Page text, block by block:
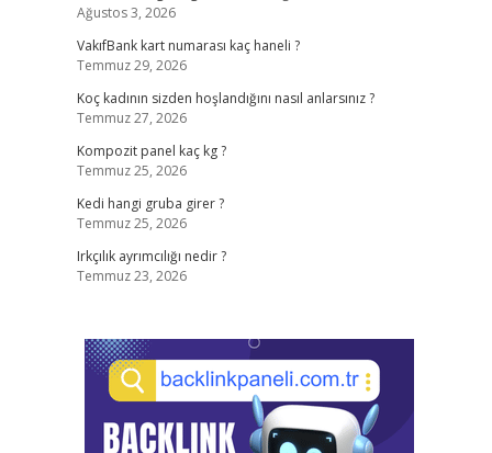
Ağustos 3, 2026
VakıfBank kart numarası kaç haneli ?
Temmuz 29, 2026
Koç kadının sizden hoşlandığını nasıl anlarsınız ?
Temmuz 27, 2026
Kompozit panel kaç kg ?
Temmuz 25, 2026
Kedi hangi gruba girer ?
Temmuz 25, 2026
Irkçılık ayrımcılığı nedir ?
Temmuz 23, 2026